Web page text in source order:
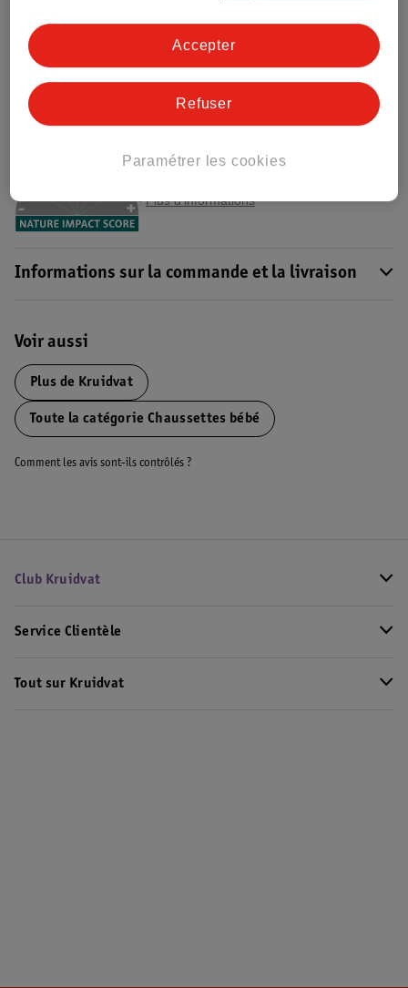
Informations relatives au produit
Informations figurant sur l'étiquette
Ce produit n’a (pas encore) de "Nature
Plus d’informations
Informations sur la commande et la livraison
Voir aussi
Plus de Kruidvat
Toute la catégorie Chaussettes bébé
Comment les avis sont-ils contrôlés ?
Club Kruidvat
Service Clientèle
Tout sur Kruidvat
Paramétrer les cookies
Refuser
Accepter